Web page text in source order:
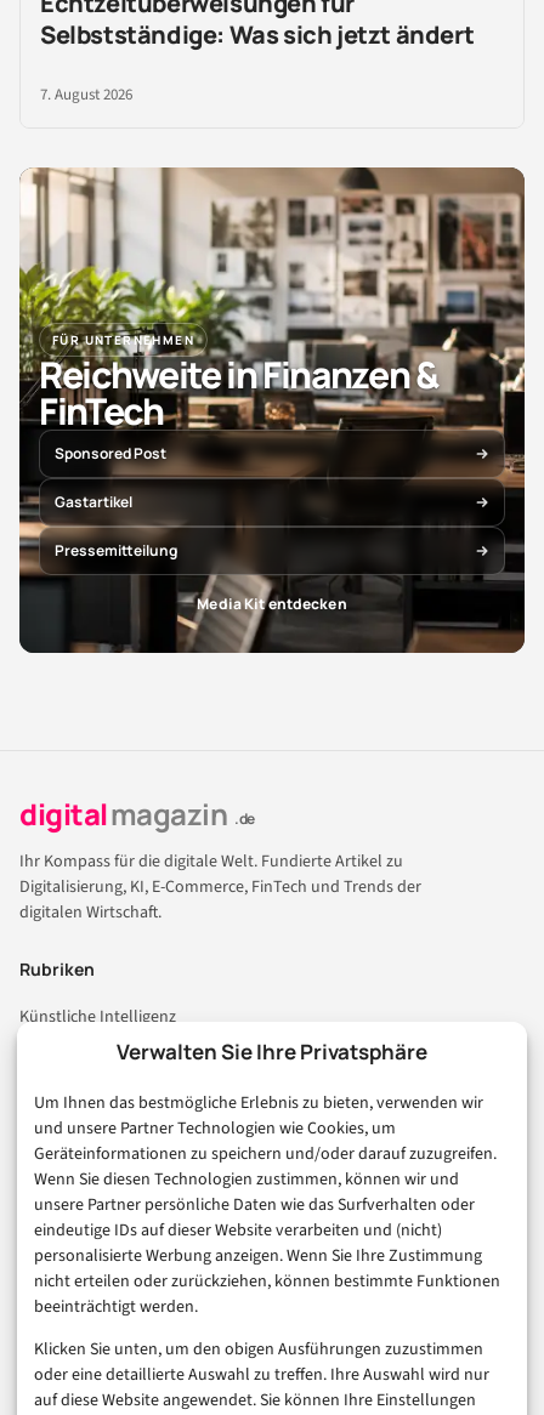
Verwalten Sie Ihre Privatsphäre
Um Ihnen das bestmögliche Erlebnis zu bieten, verwenden wir
und unsere Partner Technologien wie Cookies, um
Geräteinformationen zu speichern und/oder darauf zuzugreifen.
Wenn Sie diesen Technologien zustimmen, können wir und
unsere Partner persönliche Daten wie das Surfverhalten oder
eindeutige IDs auf dieser Website verarbeiten und (nicht)
personalisierte Werbung anzeigen. Wenn Sie Ihre Zustimmung
nicht erteilen oder zurückziehen, können bestimmte Funktionen
beeinträchtigt werden.
Klicken Sie unten, um den obigen Ausführungen zuzustimmen
oder eine detaillierte Auswahl zu treffen. Ihre Auswahl wird nur
auf diese Website angewendet. Sie können Ihre Einstellungen
Selbstständige: Was sich jetzt ändert
7. August 2026
FÜR UNTERNEHMEN
Reichweite in Finanzen &
FinTech
Sponsored Post
Gastartikel
Pressemitteilung
Media Kit entdecken
digitalmagazin .de
Ihr Kompass für die digitale Welt. Fundierte Artikel zu
Digitalisierung, KI, E-Commerce, FinTech und Trends der
digitalen Wirtschaft.
Rubriken
Künstliche Intelligenz
Technologie & IT
Consumer & Digital Life
Marketing
Finanzen & FinTech
Business & Karriere
Sicherheit & Recht
Digitalisierung
Marketing
Magazin
Unsere Redaktion